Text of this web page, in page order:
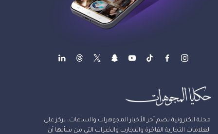
مجلة الكترونية تضم آخر الأخبار المجوهرات والساعات، نركز على
العلامات التجارية الفاخرة والتجارب والخبرات التي من شأنها أن